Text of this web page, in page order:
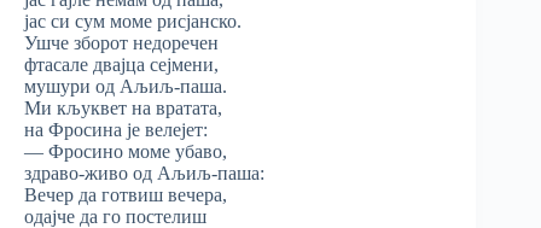
јас си сум моме рисјанско.
Ушче зборот недоречен
фтасале двајца сејмени,
мушури од Аљиљ-паша.
Ми кљуквет на вратата,
на Фросина је велејет:
— Фросино моме убаво,
здраво-живо од Аљиљ-паша:
Вечер да готвиш вечера,
одајче да го постелиш